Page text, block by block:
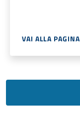
VAI ALLA PAGINA